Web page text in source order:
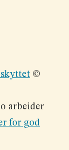
©
arbeider
for god